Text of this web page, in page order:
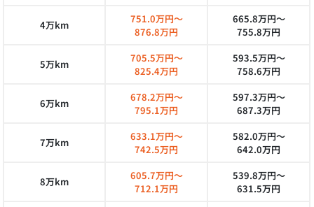
4万km
751.0万円～
876.8万円
665.8万円～
755.8万円
5万km
705.5万円～
825.4万円
593.5万円～
758.6万円
6万km
678.2万円～
795.1万円
597.3万円～
687.3万円
7万km
633.1万円～
742.5万円
582.0万円～
642.0万円
8万km
605.7万円～
712.1万円
539.8万円～
631.5万円